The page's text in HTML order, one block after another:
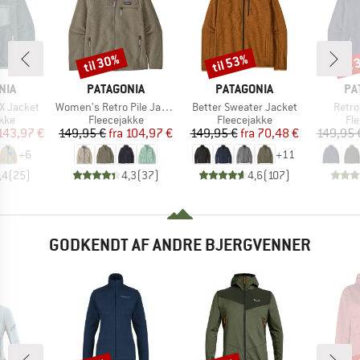
Jacket
pris
€
+6
(25)
MÆRKE
PATAGONIA
Artikel
Women's Retro Pile Jacket
Produktgruppe
Fleecejakke
Pris
149,95 € Nedsat pris
fra 104,97 €
4,3(37)
Rabat
til 30%
MÆRKE
PATAGONIA
Artikel
Better Sweater Jacket
Produktgruppe
Fleecejakke
Pris
149,95 € Nedsat pris
fra 70,48 €
+11
4,6(107)
Rabat
til 53%
149,95
GODKENDT AF ANDRE BJERGVENNER